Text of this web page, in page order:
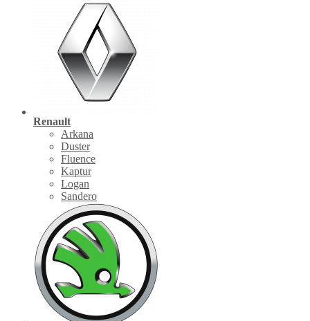
Renault
Arkana
Duster
Fluence
Kaptur
Logan
Sandero